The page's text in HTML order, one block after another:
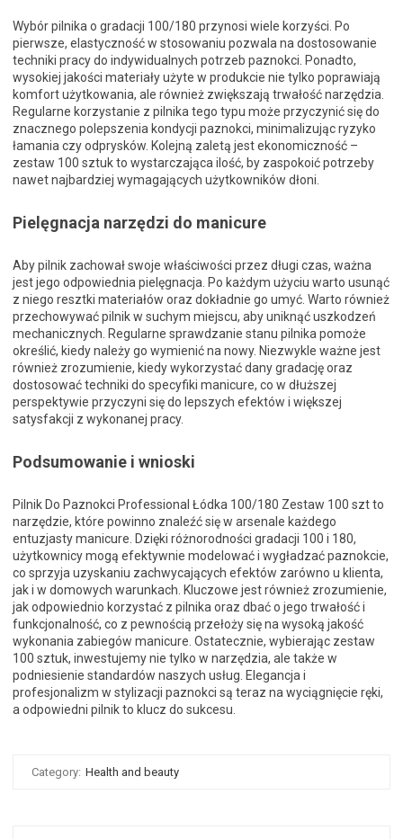
Wybór pilnika o gradacji 100/180 przynosi wiele korzyści. Po
pierwsze, elastyczność w stosowaniu pozwala na dostosowanie
techniki pracy do indywidualnych potrzeb paznokci. Ponadto,
wysokiej jakości materiały użyte w produkcie nie tylko poprawiają
komfort użytkowania, ale również zwiększają trwałość narzędzia.
Regularne korzystanie z pilnika tego typu może przyczynić się do
znacznego polepszenia kondycji paznokci, minimalizując ryzyko
łamania czy odprysków. Kolejną zaletą jest ekonomiczność –
zestaw 100 sztuk to wystarczająca ilość, by zaspokoić potrzeby
nawet najbardziej wymagających użytkowników dłoni.
Pielęgnacja narzędzi do manicure
Aby pilnik zachował swoje właściwości przez długi czas, ważna
jest jego odpowiednia pielęgnacja. Po każdym użyciu warto usunąć
z niego resztki materiałów oraz dokładnie go umyć. Warto również
przechowywać pilnik w suchym miejscu, aby uniknąć uszkodzeń
mechanicznych. Regularne sprawdzanie stanu pilnika pomoże
określić, kiedy należy go wymienić na nowy. Niezwykle ważne jest
również zrozumienie, kiedy wykorzystać dany gradację oraz
dostosować techniki do specyfiki manicure, co w dłuższej
perspektywie przyczyni się do lepszych efektów i większej
satysfakcji z wykonanej pracy.
Podsumowanie i wnioski
Pilnik Do Paznokci Professional Łódka 100/180 Zestaw 100 szt to
narzędzie, które powinno znaleźć się w arsenale każdego
entuzjasty manicure. Dzięki różnorodności gradacji 100 i 180,
użytkownicy mogą efektywnie modelować i wygładzać paznokcie,
co sprzyja uzyskaniu zachwycających efektów zarówno u klienta,
jak i w domowych warunkach. Kluczowe jest również zrozumienie,
jak odpowiednio korzystać z pilnika oraz dbać o jego trwałość i
funkcjonalność, co z pewnością przełoży się na wysoką jakość
wykonania zabiegów manicure. Ostatecznie, wybierając zestaw
100 sztuk, inwestujemy nie tylko w narzędzia, ale także w
podniesienie standardów naszych usług. Elegancja i
profesjonalizm w stylizacji paznokci są teraz na wyciągnięcie ręki,
a odpowiedni pilnik to klucz do sukcesu.
Category: Health and beauty